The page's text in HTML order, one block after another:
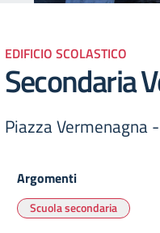
EDIFICIO SCOLASTICO
Secondaria
Piazza Vermenagna
Argomenti
Scuola secondaria